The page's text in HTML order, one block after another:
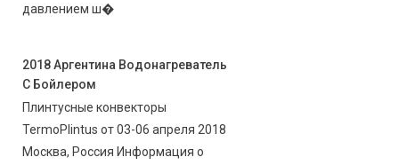
давлением ш�
2018 Аргентина Водонагреватель
С Бойлером
Плинтусные конвекторы
TermoPlintus от 03-06 апреля 2018
Москва, Россия Информация о